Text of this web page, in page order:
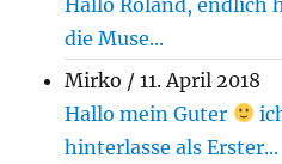
die Muse...
Mirko /11. April 2018
Hallo mein Guter
hinterlasse als Erster...